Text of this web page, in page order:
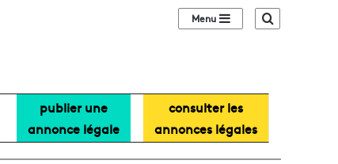
Sidebar (barre
publier une
annonce légale
consulter les
annonces légales